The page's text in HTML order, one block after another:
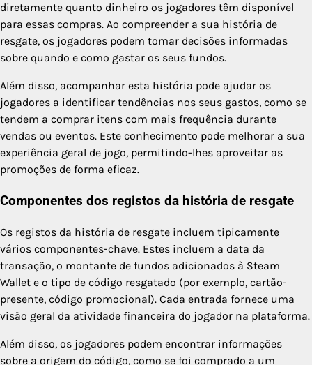
diretamente quanto dinheiro os jogadores têm disponível
para essas compras. Ao compreender a sua história de
resgate, os jogadores podem tomar decisões informadas
sobre quando e como gastar os seus fundos.
Além disso, acompanhar esta história pode ajudar os
jogadores a identificar tendências nos seus gastos, como se
tendem a comprar itens com mais frequência durante
vendas ou eventos. Este conhecimento pode melhorar a sua
experiência geral de jogo, permitindo-lhes aproveitar as
promoções de forma eficaz.
Componentes dos registos da história de resgate
Os registos da história de resgate incluem tipicamente
vários componentes-chave. Estes incluem a data da
transação, o montante de fundos adicionados à Steam
Wallet e o tipo de código resgatado (por exemplo, cartão-
presente, código promocional). Cada entrada fornece uma
visão geral da atividade financeira do jogador na plataforma.
Além disso, os jogadores podem encontrar informações
sobre a origem do código, como se foi comprado a um